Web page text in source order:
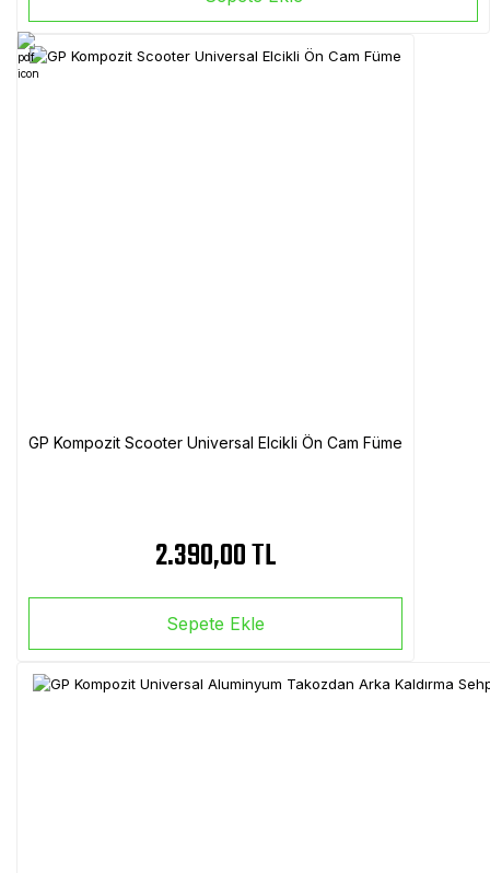
GP Kompozit Scooter Universal Elcikli Ön Cam Füme
2.390,00 TL
Sepete Ekle